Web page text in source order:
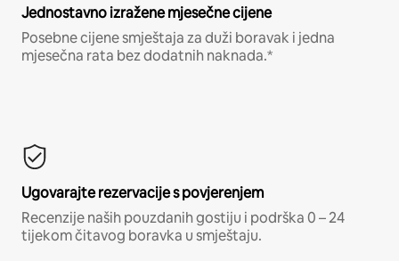
Jednostavno izražene mjesečne cijene
Posebne cijene smještaja za duži boravak i jedna
mjesečna rata bez dodatnih naknada.*
Ugovarajte rezervacije s povjerenjem
Recenzije naših pouzdanih gostiju i podrška 0 – 24
tijekom čitavog boravka u smještaju.